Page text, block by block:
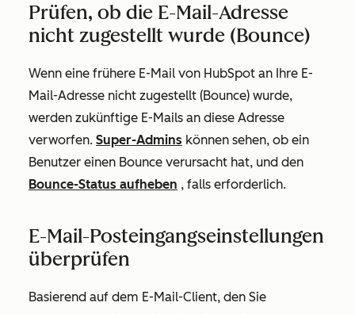
Prüfen, ob die E-Mail-Adresse
nicht zugestellt wurde (Bounce)
Wenn eine frühere E-Mail von HubSpot an Ihre E-
Mail-Adresse nicht zugestellt (Bounce) wurde,
werden zukünftige E-Mails an diese Adresse
verworfen. Super-Admins können sehen, ob ein
Benutzer einen Bounce verursacht hat, und den
Bounce-Status aufheben , falls erforderlich.
E-Mail-Posteingangseinstellungen
überprüfen
Basierend auf dem E-Mail-Client, den Sie